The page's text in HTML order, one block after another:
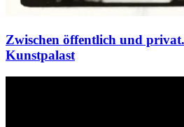
Zwischen öffentlich und
Kunstpalast